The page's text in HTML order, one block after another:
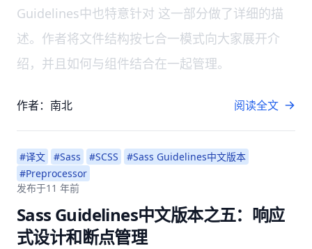
Guidelines中也特意针对 这一部分做了详细的描
述。作者将文件结构按七合一模式向大家展开介
绍，并且如何与组件结合在一起管理。
作者：南北 阅读全文
#译文 #Sass #SCSS
#Sass Guidelines中文版本
#Preprocessor
发布于11 年前
Sass Guidelines中文版本之五：响应
式设计和断点管理